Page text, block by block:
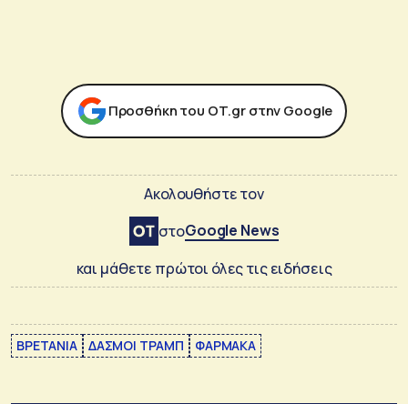
Προσθήκη του ΟΤ.gr στην Google
Ακολουθήστε τον
στοGoogle News
και μάθετε πρώτοι όλες τις ειδήσεις
ΒΡΕΤΑΝΙΑ ΔΑΣΜΟΙ ΤΡΑΜΠ ΦΑΡΜΑΚΑ